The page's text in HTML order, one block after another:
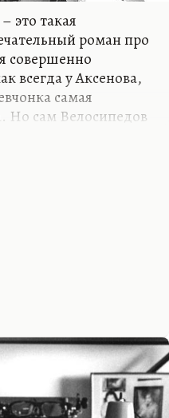
это такая
роман про
совершенно
всегда у Аксенова,
самая
Но сам Велосипедов
вещь… Видите,
«Ожог», всегда
«Мертвыми душами»
нет ничего
Но прежде чем
русского
было на чем-то перо